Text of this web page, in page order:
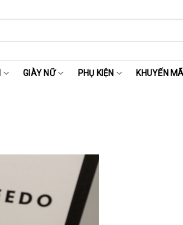
GIÀY NỮ PHỤ KIỆN KHUYẾN MÃI